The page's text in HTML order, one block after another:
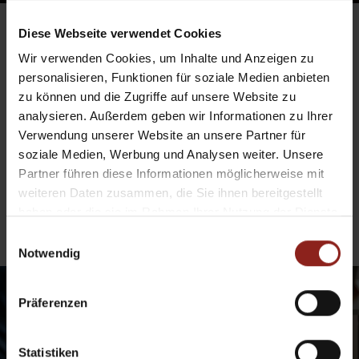
Diese Webseite verwendet Cookies
Wir verwenden Cookies, um Inhalte und Anzeigen zu
personalisieren, Funktionen für soziale Medien anbieten
zu können und die Zugriffe auf unsere Website zu
analysieren. Außerdem geben wir Informationen zu Ihrer
Verwendung unserer Website an unsere Partner für
soziale Medien, Werbung und Analysen weiter. Unsere
Partner führen diese Informationen möglicherweise mit
weiteren Daten zusammen, die Sie ihnen bereitgestellt
Notwendig
Präferenzen
Statistiken
WIE MISST MAN IN SEINEM
ZUHAUSE RICHTIG?
Wie misst man in seinem Zuhause richtig? Die
genaue Bestimmung…
Dowiedz się więcej